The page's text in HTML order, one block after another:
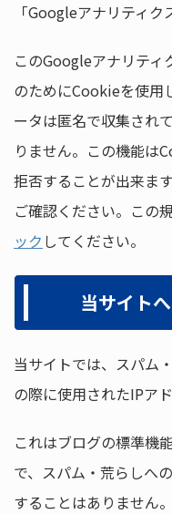
「Googleアナリティク
このGoogleアナリティ
のためにCookieを使用
ータは匿名で収集され
りません。この機能は
拒否することが出来ま
ご確認ください。この
ック してください。
当サイト
当サイトでは、スパム
の際に使用されたIPア
これはブログの標準機
で、スパム・荒らしへ
することはありません